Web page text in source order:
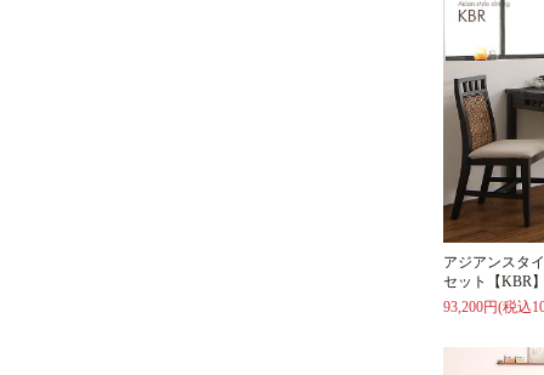
アジアンスタ
セット【KBR
93,200円(税込